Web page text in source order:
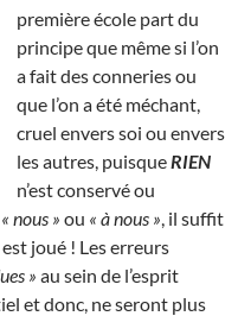
première école part du
principe que même si l’on
a fait des conneries ou
que l’on a été méchant,
cruel envers soi ou envers
les autres, puisque RIEN
n’est conservé ou
« nous » ou « à nous » , il suffit
joué ! Les erreurs
» au sein de l’esprit
et donc, ne seront plus